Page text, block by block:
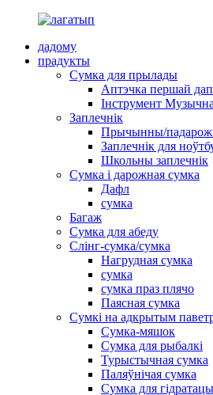
дадому
прадукты
Сумка для прылады
Аптэчка першай
Інструмент
Заплечнік
Прычынны/
Заплечнік для
Школьны заплечнік
Сумка і дарожная сумка
Дафл
сумка
Багаж
Сумка для абеду
Слінг-сумка/сумка
Нагрудная сумка
сумка
сумка праз плячо
Паясная сумка
Сумкі на адкрытым
Сумка-мяшок
Сумка для рыбалкі
Турыстычная сумка
Паляўнічая сумка
Сумка для